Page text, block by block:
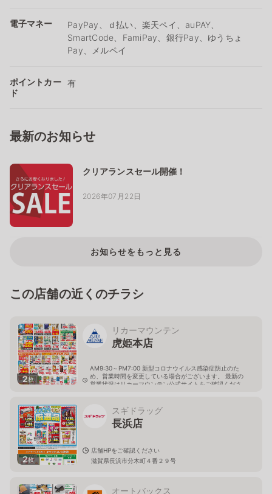
電子マネー
PayPay、ｄ払い、楽天ペイ、auPAY、
SmartCode、FamiPay、銀行Pay、ゆうちょ
Pay、メルペイ
ポイントカー
ド
有
最新のお知らせ
クリアランスセール開催！
2026年07月22日
お知らせをもっと見る
この店舗の近くのチラシ
2枚
リカーマウンテン
虎姫本店
AM9:30～PM7:00 新型コロナウイルス感染症防止のた
め、営業時間を変更している場合がございます。 最新の
営業状況はリカーマウンテン公式サイトをご確認くださ
2枚
スギドラッグ
長浜店
店舗HPをご確認ください
滋賀県長浜市分木町４番２９号
オートバックス